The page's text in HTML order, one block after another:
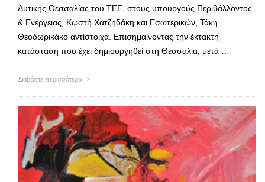
Δυτικής Θεσσαλίας του ΤΕΕ, στους υπουργούς Περιβάλλοντος
& Ενέργειας, Κωστή Χατζηδάκη και Εσωτερικών, Τάκη
Θεοδωρικάκο αντίστοιχα. Επισημαίνοντας την έκτακτη
κατάσταση που έχει δημιουργηθεί στη Θεσσαλία, μετά …
Διαβάστε περισσότερα